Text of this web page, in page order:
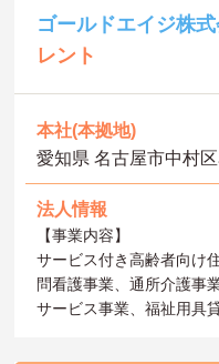
ゴールドエイジ株
レント
本社(本拠地)
愛知県 名古屋市中村
法人情報
【事業内容】
サービス付き高齢者向け
問看護事業、通所介護事
サービス事業、福祉用具